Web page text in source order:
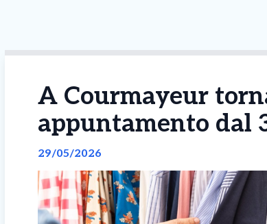
A Courmayeur
appuntamento dal
29/05/2026